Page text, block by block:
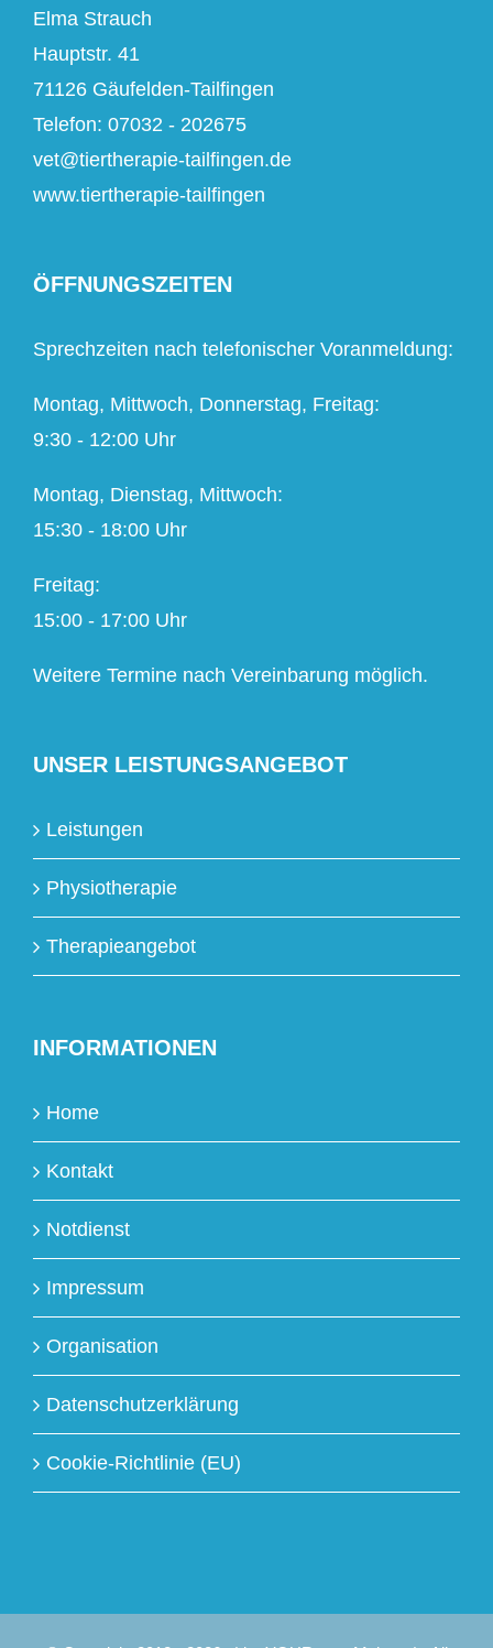
Elma Strauch
Hauptstr. 41
71126 Gäufelden-Tailfingen
Telefon: 07032 - 202675
vet@tiertherapie-tailfingen.de
www.tiertherapie-tailfingen
ÖFFNUNGSZEITEN
Sprechzeiten nach telefonischer Voranmeldung:
Montag, Mittwoch, Donnerstag, Freitag:
9:30 - 12:00 Uhr
Montag, Dienstag, Mittwoch:
15:30 - 18:00 Uhr
Freitag:
15:00 - 17:00 Uhr
Weitere Termine nach Vereinbarung möglich.
UNSER LEISTUNGSANGEBOT
Leistungen
Physiotherapie
Therapieangebot
INFORMATIONEN
Home
Kontakt
Notdienst
Impressum
Organisation
Datenschutzerklärung
Cookie-Richtlinie (EU)